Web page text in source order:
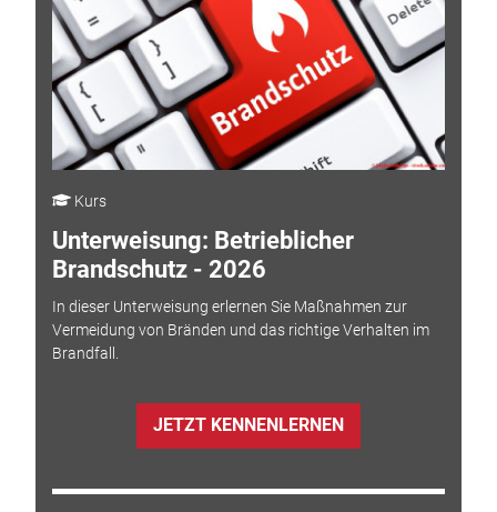
Kurs
Unterweisung: Betrieblicher
Brandschutz - 2026
In dieser Unterweisung erlernen Sie Maßnahmen zur
Vermeidung von Bränden und das richtige Verhalten im
Brandfall.
JETZT KENNENLERNEN